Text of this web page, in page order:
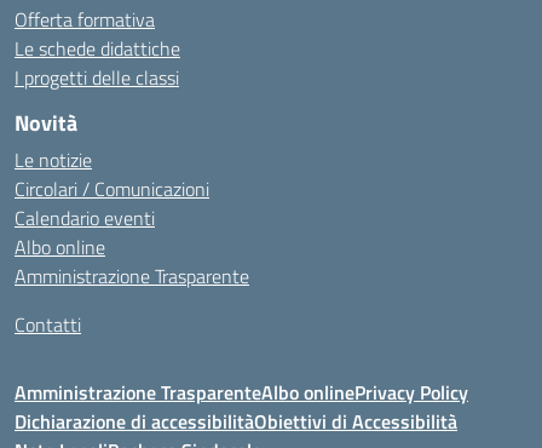
Offerta formativa
Le schede didattiche
I progetti delle classi
Novità
Le notizie
Circolari / Comunicazioni
Calendario eventi
Albo online
Amministrazione Trasparente
Contatti
Amministrazione TrasparenteAlbo onlinePrivacy Policy
Dichiarazione di accessibilitàObiettivi di Accessibilità